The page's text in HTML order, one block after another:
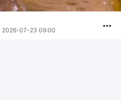
2026-07-23 09:00